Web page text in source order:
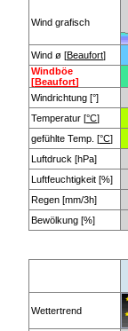
Wind grafisch
Wind ø [Beaufort]
Windböe
[Beaufort]
Windrichtung [°]
Temperatur [°C]
gefühlte Temp. [°C]
Luftdruck [hPa]
Luftfeuchtigkeit [%]
Regen [mm/3h]
Bewölkung [%]
Wettertrend